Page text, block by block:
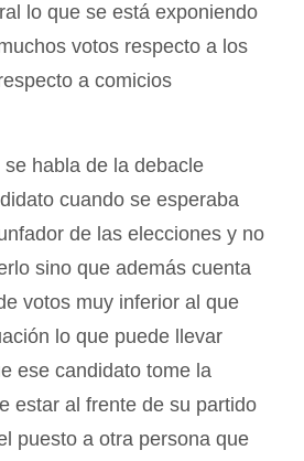
lo que se está exponiendo
votos respecto a los
a comicios
habla de la debacle
cuando se esperaba
de las elecciones y no
sino que además cuenta
votos muy inferior al que
lo que puede llevar
ese candidato tome la
estar al frente de su partido
puesto a otra persona que